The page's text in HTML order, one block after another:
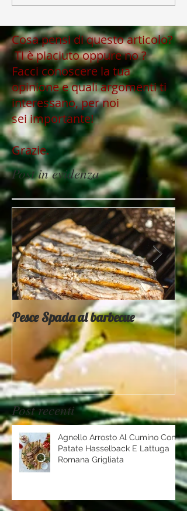
Cosa pensi di questo articolo?
Ti è piaciuto oppure no ?
Facci conoscere la tua
opinione e quali argomenti ti
interessano, per noi
sei importante!
Grazie.
Post in evidenza
Pesce Spada al barbecue
Post recenti
Agnello Arrosto Al Cumino Con
Patate Hasselback E Lattuga
Romana Grigliata